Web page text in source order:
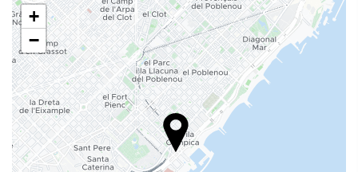
土耳其浴
三溫暖
健身房
食品與飲品
單點餐廳
酒巴
+
−